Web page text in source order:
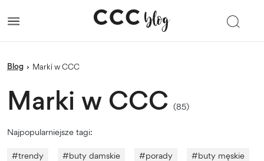
blog › Marki w CCC
Marki w CCC (85)
Najpopularniejsze tagi:
#trendy #buty damskie #porady #buty męskie